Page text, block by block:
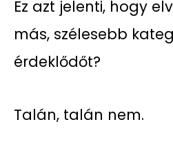
Ez azt jelenti, hogy
más, szélesebb
érdeklődőt?
Talán, talán nem.